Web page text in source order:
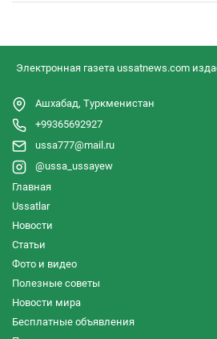
Электронная газета ussatnews.com
Ашхабад, Туркменистан
+99365692927
ussa777@mail.ru
@ussa_ussayew
Главная
Ussatlar
Новости
Статьи
Фото и видео
Полезные советы
Новости мира
Бесплатные объявления